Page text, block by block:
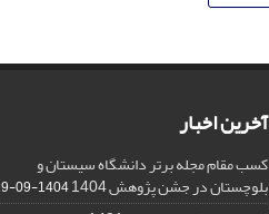
آخرین اخبار
کسب مقام مجله برتر دانشگاه سیستان و
بلوچستان در جشن پژوهش 1404 1404-09-29